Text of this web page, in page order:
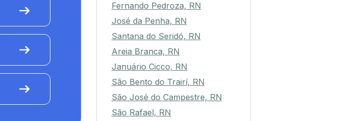
Fernando Pedroza, RN
José da Penha, RN
Santana do Seridó, RN
Areia Branca, RN
Januário Cicco, RN
São Bento do Trairí, RN
São José do Campestre, RN
São Rafael, RN